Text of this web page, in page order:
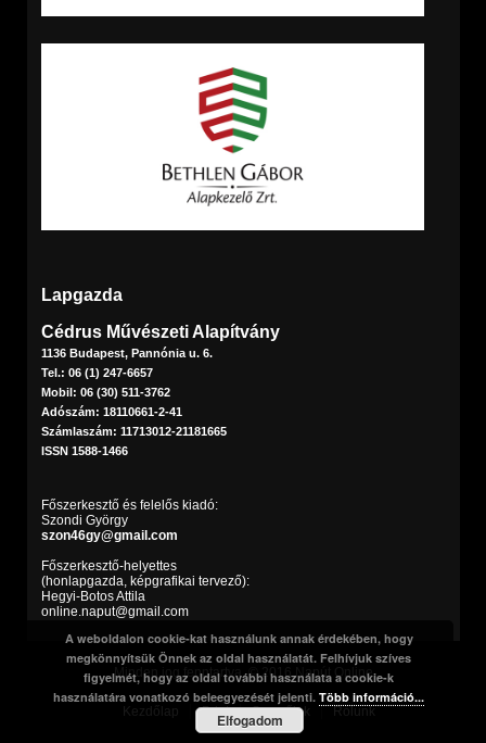
Lapgazda
Cédrus Művészeti Alapítvány
1136 Budapest, Pannónia u. 6.
Tel.: 06 (1) 247-6657
Mobil: 06 (30) 511-3762
Adószám: 18110661-2-41
Számlaszám: 11713012-21181665
ISSN 1588-1466
Főszerkesztő és felelős kiadó:
Szondi György
szon46gy@gmail.com
Főszerkesztő-helyettes
(honlapgazda, képgrafikai tervező):
Hegyi-Botos Attila
online.naput@gmail.com
Minden jog fenntartva. © 2016 Napút Online
Kezdőlap Print Szerzőink Rólunk
A weboldalon cookie-kat használunk annak érdekében, hogy
megkönnyítsük Önnek az oldal használatát. Felhívjuk szíves
figyelmét, hogy az oldal további használata a cookie-k
használatára vonatkozó beleegyezését jelenti.Több információ...
Elfogadom